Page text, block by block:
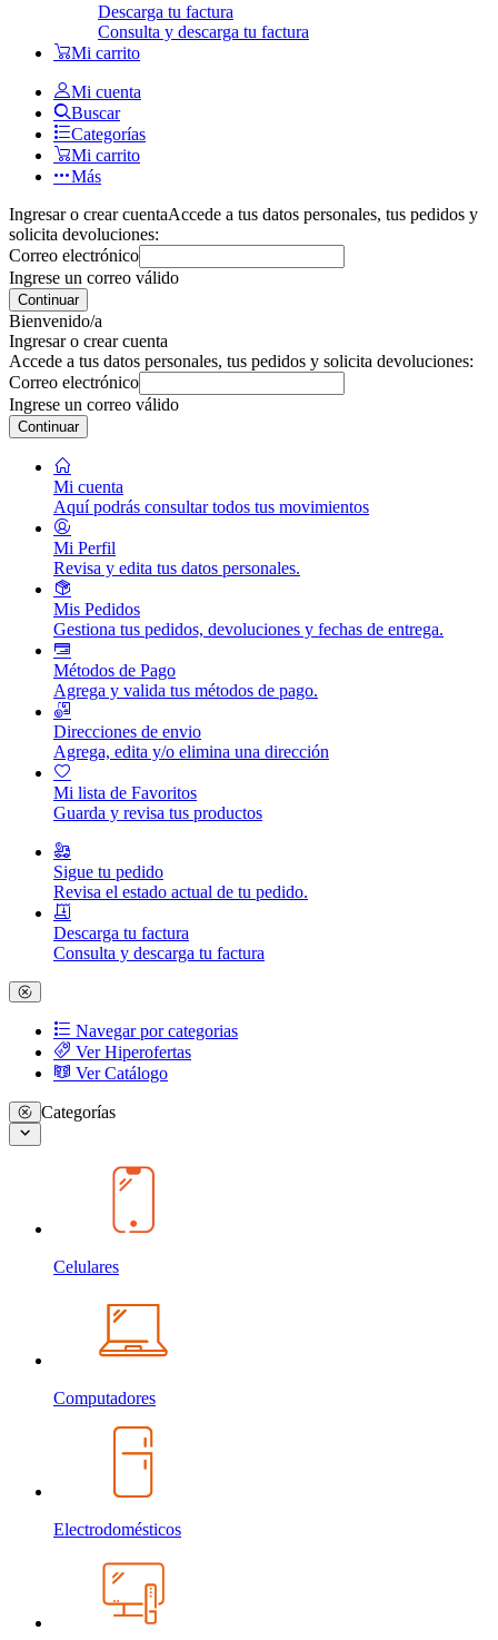
Descarga tu factura
Consulta y descarga tu factura
Mi carrito
Mi cuenta
Buscar
Categorías
Mi carrito
Más
Ingresar o crear cuentaAccede a tus datos personales, tus pedidos y
solicita devoluciones:
Correo electrónico
Ingrese un correo válido
Continuar
Bienvenido/a
Ingresar o crear cuenta
Accede a tus datos personales, tus pedidos y solicita devoluciones:
Correo electrónico
Ingrese un correo válido
Continuar
Mi cuenta
Aquí podrás consultar todos tus movimientos
Mi Perfil
Revisa y edita tus datos personales.
Mis Pedidos
Gestiona tus pedidos, devoluciones y fechas de entrega.
Métodos de Pago
Agrega y valida tus métodos de pago.
Direcciones de envio
Agrega, edita y/o elimina una dirección
Mi lista de Favoritos
Guarda y revisa tus productos
Sigue tu pedido
Revisa el estado actual de tu pedido.
Descarga tu factura
Consulta y descarga tu factura
Navegar por categorias
Ver Hiperofertas
Ver Catálogo
Categorías
Celulares
Computadores
Electrodomésticos